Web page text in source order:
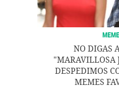
NO DIGAS
"MARAVILLOSA
DESPEDIMOS
MEMES